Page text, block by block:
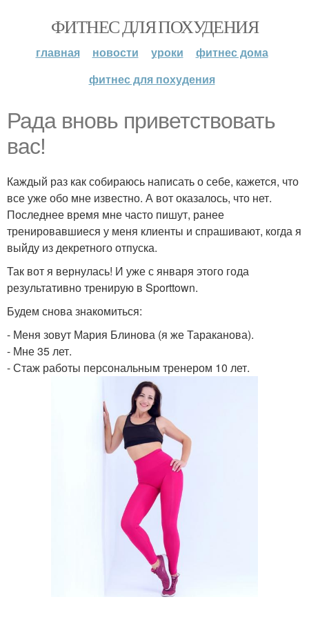
ФИТНЕС ДЛЯ ПОХУДЕНИЯ
главная новости уроки
фитнес дома
фитнес для похудения
Рада вновь приветствовать
вас!
Каждый раз как собираюсь написать о себе, кажется, что
все уже обо мне известно. А вот оказалось, что нет.
Последнее время мне часто пишут, ранее
тренировавшиеся у меня клиенты и спрашивают, когда я
выйду из декретного отпуска.
Так вот я вернулась! И уже с января этого года
результативно тренирую в Sporttown.
Будем снова знакомиться:
- Меня зовут Мария Блинова (я же Тараканова).
- Мне 35 лет.
- Стаж работы персональным тренером 10 лет.